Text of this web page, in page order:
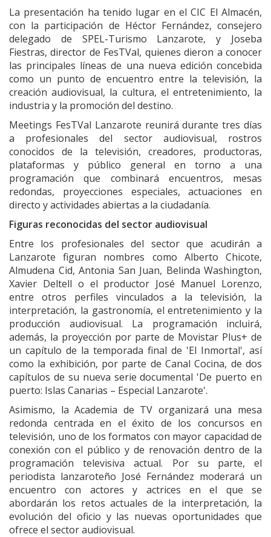
La presentación ha tenido lugar en el CIC El Almacén,
con la participación de Héctor Fernández, consejero
delegado de SPEL-Turismo Lanzarote, y Joseba
Fiestras, director de FesTVal, quienes dieron a conocer
las principales líneas de una nueva edición concebida
como un punto de encuentro entre la televisión, la
creación audiovisual, la cultura, el entretenimiento, la
industria y la promoción del destino.
Meetings FesTVal Lanzarote reunirá durante tres días
a profesionales del sector audiovisual, rostros
conocidos de la televisión, creadores, productoras,
plataformas y público general en torno a una
programación que combinará encuentros, mesas
redondas, proyecciones especiales, actuaciones en
directo y actividades abiertas a la ciudadanía.
Figuras reconocidas del sector audiovisual
Entre los profesionales del sector que acudirán a
Lanzarote figuran nombres como Alberto Chicote,
Almudena Cid, Antonia San Juan, Belinda Washington,
Xavier Deltell o el productor José Manuel Lorenzo,
entre otros perfiles vinculados a la televisión, la
interpretación, la gastronomía, el entretenimiento y la
producción audiovisual. La programación incluirá,
además, la proyección por parte de Movistar Plus+ de
un capítulo de la temporada final de 'El Inmortal', así
como la exhibición, por parte de Canal Cocina, de dos
capítulos de su nueva serie documental 'De puerto en
puerto: Islas Canarias – Especial Lanzarote'.
Asimismo, la Academia de TV organizará una mesa
redonda centrada en el éxito de los concursos en
televisión, uno de los formatos con mayor capacidad de
conexión con el público y de renovación dentro de la
programación televisiva actual. Por su parte, el
periodista lanzaroteño José Fernández moderará un
encuentro con actores y actrices en el que se
abordarán los retos actuales de la interpretación, la
evolución del oficio y las nuevas oportunidades que
ofrece el sector audiovisual.